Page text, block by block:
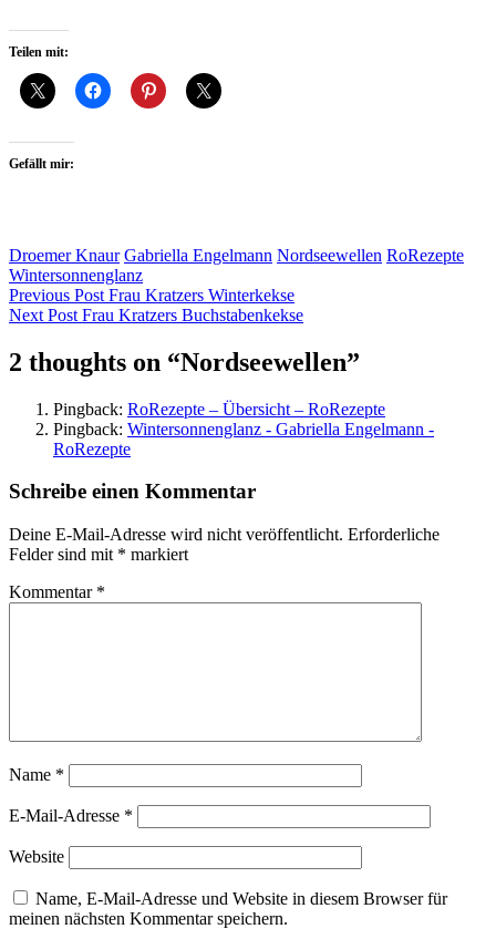
Teilen mit:
Gefällt mir:
Droemer Knaur Gabriella Engelmann Nordseewellen RoRezepte
Wintersonnenglanz
Beitragsnavigation
Previous Post Frau Kratzers Winterkekse
Next Post Frau Kratzers Buchstabenkekse
2 thoughts on “Nordseewellen”
Pingback: RoRezepte – Übersicht – RoRezepte
Pingback: Wintersonnenglanz - Gabriella Engelmann -
RoRezepte
Schreibe einen Kommentar
Deine E-Mail-Adresse wird nicht veröffentlicht. Erforderliche
Felder sind mit * markiert
Kommentar *
Name *
E-Mail-Adresse *
Website
Name, E-Mail-Adresse und Website in diesem Browser für
meinen nächsten Kommentar speichern.